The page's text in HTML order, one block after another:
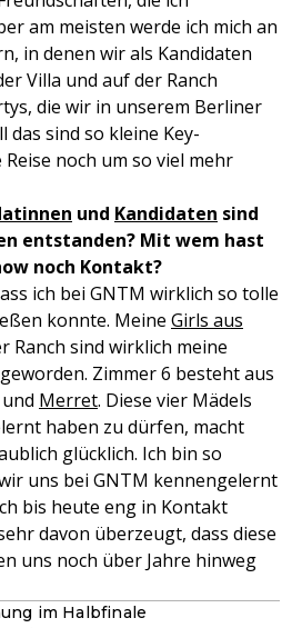
am meisten werde ich mich an
in denen wir als Kandidaten
Villa und auf der Ranch
die wir in unserem Berliner
sind so kleine Key-
noch um so viel mehr
und Kandidaten sind
entstanden? Mit wem hast
noch Kontakt?
ich bei GNTM wirklich so tolle
konnte. Meine Girls aus
Ranch sind wirklich meine
Zimmer 6 besteht aus
und Merret. Diese vier Mädels
haben zu dürfen, macht
glücklich. Ich bin so
uns bei GNTM kennengelernt
bis heute eng in Kontakt
davon überzeugt, dass diese
uns noch über Jahre hinweg
im Halbfinale